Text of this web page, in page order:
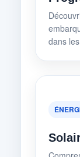
dans